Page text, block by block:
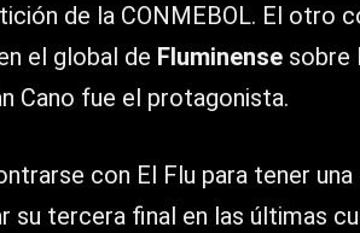
de la CONMEBOL. El otro
el global de Fluminense sobre
Cano fue el protagonista.
con El Flu para tener
su tercera final en las últimas